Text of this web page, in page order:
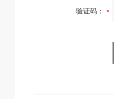
验证码：